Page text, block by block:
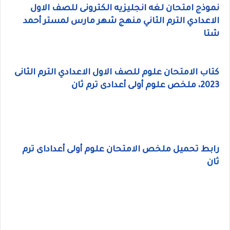
نموذج امتحان لغه انجليزيه الكترونى للصف الاول
الاعدادي الترم الثاني منهج شهر مارس لمستر أحمد
شتا
كتاب الامتحان علوم للصف الاول الاعدادي الترم الثانى
2023، ملخص علوم أولى أعدادى ترم ثان
رابط تحميل ملخص الامتحان علوم أولى أعداداى ترم
ثان